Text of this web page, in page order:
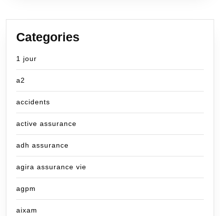
Categories
1 jour
a2
accidents
active assurance
adh assurance
agira assurance vie
agpm
aixam